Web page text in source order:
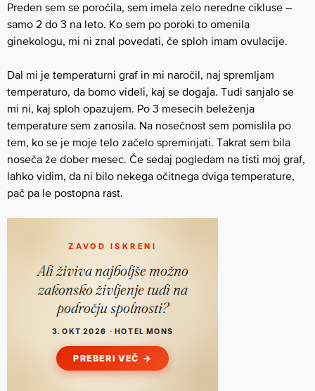
Preden sem se poročila, sem imela zelo neredne cikluse –
samo 2 do 3 na leto. Ko sem po poroki to omenila
ginekologu, mi ni znal povedati, če sploh imam ovulacije.
Dal mi je temperaturni graf in mi naročil, naj spremljam
temperaturo, da bomo videli, kaj se dogaja. Tudi sanjalo se
mi ni, kaj sploh opazujem. Po 3 mesecih beleženja
temperature sem zanosila. Na nosečnost sem pomislila po
tem, ko se je moje telo začelo spreminjati. Takrat sem bila
noseča že dober mesec. Če sedaj pogledam na tisti moj graf,
lahko vidim, da ni bilo nekega očitnega dviga temperature,
pač pa le postopna rast.